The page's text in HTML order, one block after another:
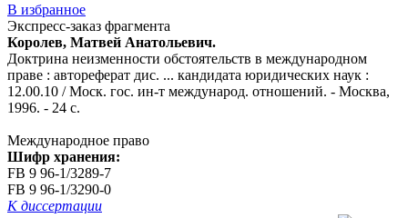
В избранное
Экспресс-заказ фрагмента
Королев, Матвей Анатольевич.
Доктрина неизменности обстоятельств в международном
праве : автореферат дис. ... кандидата юридических наук :
12.00.10 / Моск. гос. ин-т международ. отношений. - Москва,
1996. - 24 с.
Международное право
Шифр хранения:
FB 9 96-1/3289-7
FB 9 96-1/3290-0
К диссертации